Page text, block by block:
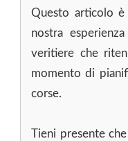
Questo articolo
nostra
veritiere che
momento di
corse.
Tieni presente